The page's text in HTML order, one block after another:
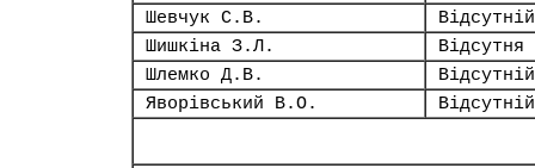
Шевчук С.В.
Відсутній
Шишкіна З.Л.
Відсутня
Шлемко Д.В.
Відсутній
Яворівський В.О.
Відсутній